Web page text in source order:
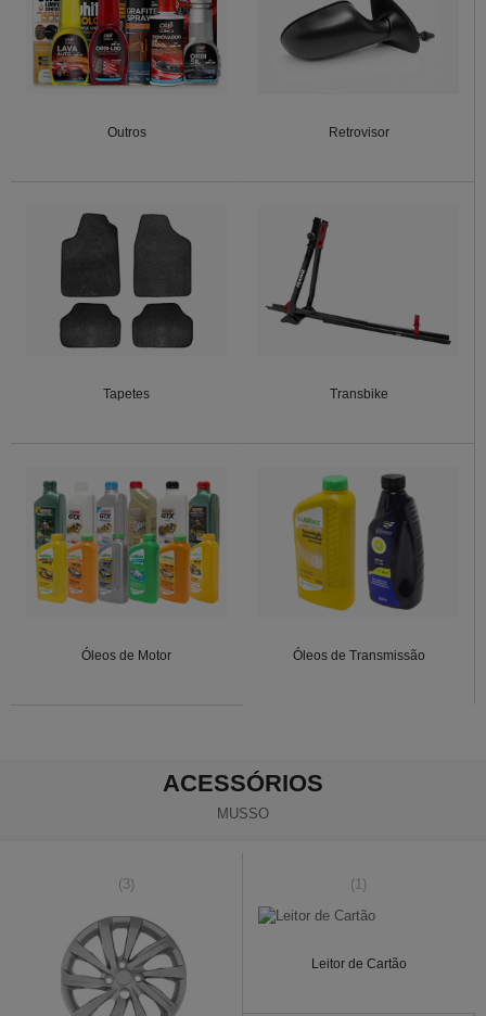
Outros Retrovisor
Tapetes Transbike
Óleos de Motor Óleos de Transmissão
ACESSÓRIOS
MUSSO
(3) (1)
Leitor de Cartão